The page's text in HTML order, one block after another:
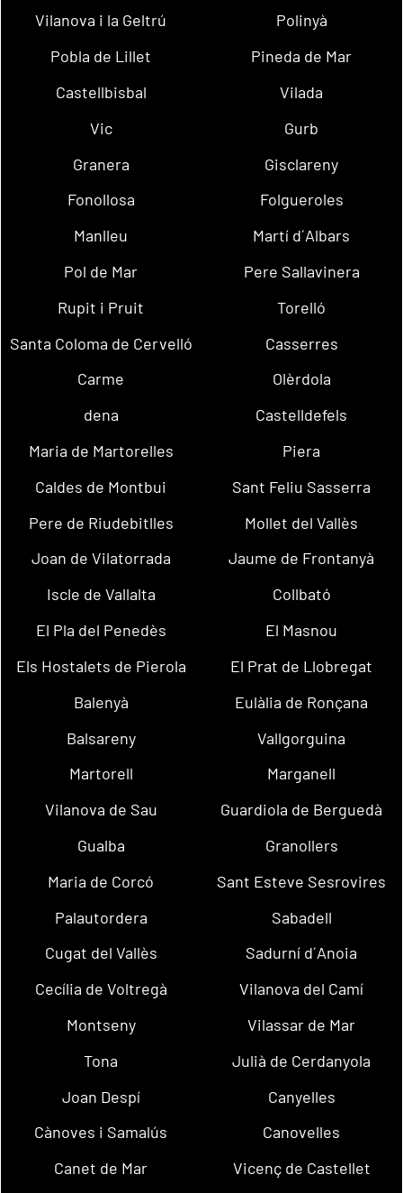
Vilanova i la Geltrú
Polinyà
Pobla de Lillet
Pineda de Mar
Castellbisbal
Vilada
Vic
Gurb
Granera
Gisclareny
Fonollosa
Folgueroles
Manlleu
Martí d´Albars
Pol de Mar
Pere Sallavinera
Rupit i Pruit
Torelló
Santa Coloma de Cervelló
Casserres
Carme
Olèrdola
dena
Castelldefels
Maria de Martorelles
Piera
Caldes de Montbui
Sant Feliu Sasserra
Pere de Riudebitlles
Mollet del Vallès
Joan de Vilatorrada
Jaume de Frontanyà
Iscle de Vallalta
Collbató
El Pla del Penedès
El Masnou
Els Hostalets de Pierola
El Prat de Llobregat
Balenyà
Eulàlia de Ronçana
Balsareny
Vallgorguina
Martorell
Marganell
Vilanova de Sau
Guardiola de Berguedà
Gualba
Granollers
Maria de Corcó
Sant Esteve Sesrovires
Palautordera
Sabadell
Cugat del Vallès
Sadurní d´Anoia
Cecília de Voltregà
Vilanova del Camí
Montseny
Vilassar de Mar
Tona
Julià de Cerdanyola
Joan Despí
Canyelles
Cànoves i Samalús
Canovelles
Canet de Mar
Vicenç de Castellet